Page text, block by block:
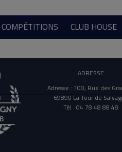
COMPÉTITIONS CLUB HOUSE
ADRESSE
Adresse : 100, Rue des
69890 La Tour de
Tél : 04 78 48 88 48